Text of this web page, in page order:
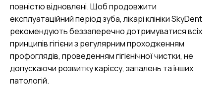
повністю відновлені. Щоб продовжити
експлуатаційний період зуба, лікарі клініки SkyDent
рекомендують беззаперечно дотримуватися всіх
принципів гігієни з регулярним проходженням
профоглядів, проведенням гігієнічної чистки, не
допускаючи розвитку карієсу, запалень та інших
патологій.